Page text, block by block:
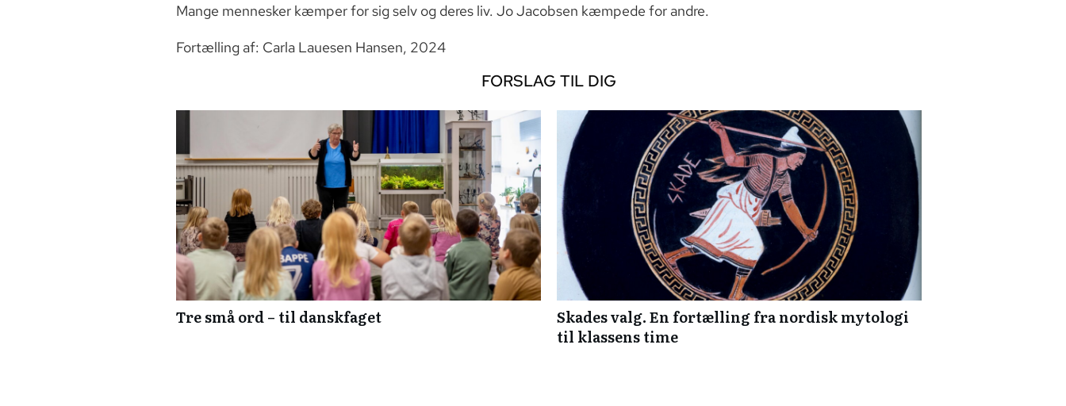
Mange mennesker kæmper for sig selv og deres liv. Jo Jacobsen kæmpede for andre.
Fortælling af: Carla Lauesen Hansen, 2024
FORSLAG TIL DIG
Tre små ord – til danskfaget
Skades valg. En fortælling fra nordisk mytologi
til klassens time